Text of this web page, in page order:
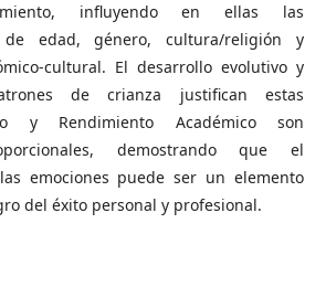
influyendo en ellas las
de edad, género, cultura/religión y
cultural. El desarrollo evolutivo y
de crianza justifican estas
y Rendimiento Académico son
demostrando que el
emociones puede ser un elemento
del éxito personal y profesional.